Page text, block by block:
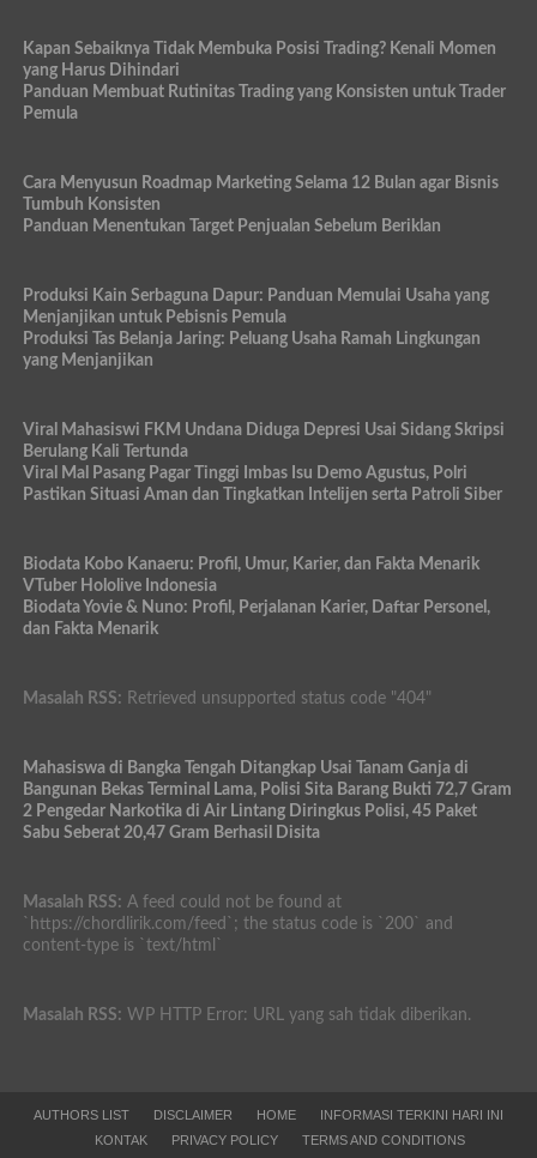
Kapan Sebaiknya Tidak Membuka Posisi Trading? Kenali Momen
yang Harus Dihindari
Panduan Membuat Rutinitas Trading yang Konsisten untuk Trader
Pemula
Cara Menyusun Roadmap Marketing Selama 12 Bulan agar Bisnis
Tumbuh Konsisten
Panduan Menentukan Target Penjualan Sebelum Beriklan
Produksi Kain Serbaguna Dapur: Panduan Memulai Usaha yang
Menjanjikan untuk Pebisnis Pemula
Produksi Tas Belanja Jaring: Peluang Usaha Ramah Lingkungan
yang Menjanjikan
Viral Mahasiswi FKM Undana Diduga Depresi Usai Sidang Skripsi
Berulang Kali Tertunda
Viral Mal Pasang Pagar Tinggi Imbas Isu Demo Agustus, Polri
Pastikan Situasi Aman dan Tingkatkan Intelijen serta Patroli Siber
Biodata Kobo Kanaeru: Profil, Umur, Karier, dan Fakta Menarik
VTuber Hololive Indonesia
Biodata Yovie & Nuno: Profil, Perjalanan Karier, Daftar Personel,
dan Fakta Menarik
Masalah RSS: Retrieved unsupported status code "404"
Mahasiswa di Bangka Tengah Ditangkap Usai Tanam Ganja di
Bangunan Bekas Terminal Lama, Polisi Sita Barang Bukti 72,7 Gram
2 Pengedar Narkotika di Air Lintang Diringkus Polisi, 45 Paket
Sabu Seberat 20,47 Gram Berhasil Disita
Masalah RSS: A feed could not be found at
`https://chordlirik.com/feed`; the status code is `200` and
content-type is `text/html`
Masalah RSS: WP HTTP Error: URL yang sah tidak diberikan.
AUTHORS LIST DISCLAIMER HOME
INFORMASI TERKINI HARI INI
KONTAK
PRIVACY POLICY TERMS AND CONDITIONS